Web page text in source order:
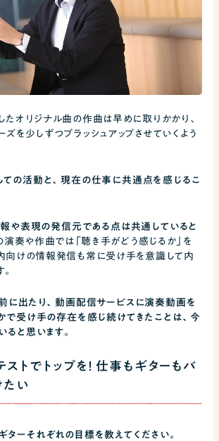
たオリジナル曲の作曲は早めに取りかかり、
ズを少しずつブラッシュアップさせていくよう
ての活動と、現在の仕事に共通点を感じるこ
報や表現の発信元である点は共通していると
演奏や作曲では「聴き手がどう感じるか」を
向けの情報発信も常に受け手を意識して内
に出たり、動画配信サービスに演奏動画を
で受け手の存在を感じ続けてきたことは、今
ると思います。
トでトップを！ 仕事もギターもバ
たい
ターそれぞれの目標を教えてください。